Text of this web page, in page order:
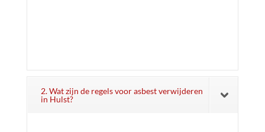
2. Wat zijn de regels voor asbest verwijderen
in Hulst?